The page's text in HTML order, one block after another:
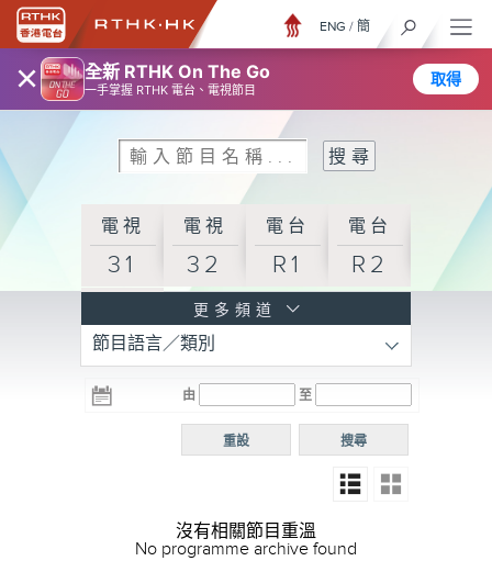
× 全新 RTHK On The Go
一手掌握 RTHK 電台、電視節目
取得
ENG / 簡
電視
31
電視
32
電台
R1
電台
R2
R3
電台 電台
R5
電台
普通
更多頻道
節目語言／類別
由 至
搜尋
重設
沒有相關節目重溫
No programme archive found